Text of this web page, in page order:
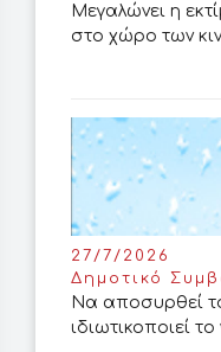
Μεγαλώνει η
στο χώρο των
27/7/2026
Δημοτικό
Να αποσυρθεί
ιδιωτικοποιεί το